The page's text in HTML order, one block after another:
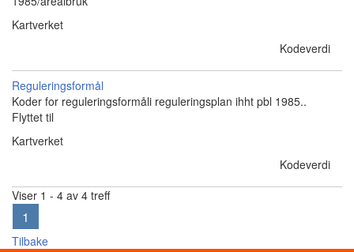
Kartverket
Kodeverdi
Reguleringsformål
Koder for reguleringsformåli reguleringsplan ihht pbl 1985..
Flyttet til
Kartverket
Kodeverdi
Viser 1 - 4 av 4 treff
1
Tilbake